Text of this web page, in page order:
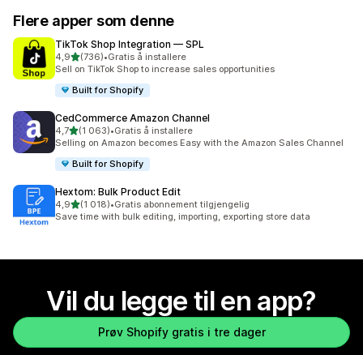
Flere apper som denne
TikTok Shop Integration — SPL
4,9av 5 stjerner
(736)
Totalt 736 omtaler
•Gratis å installere
Sell on TikTok Shop to increase sales opportunities
Built for Shopify
CedCommerce Amazon Channel
4,7av 5 stjerner
(1 063)
Totalt 1063 omtaler
•Gratis å installere
Selling on Amazon becomes Easy with the Amazon Sales Channel
Built for Shopify
Hextom: Bulk Product Edit
4,9av 5 stjerner
(1 018)
Totalt 1018 omtaler
•Gratis abonnement tilgjengelig
Save time with bulk editing, importing, exporting store data
Vil du legge til en app?
Prøv Shopify gratis i tre dager